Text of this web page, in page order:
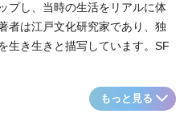
プし、当時の生活をリアルに体
者は江戸文化研究家であり、独
生き生きと描写しています。SF
もっと見る